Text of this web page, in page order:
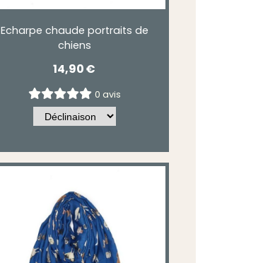
Echarpe chaude portraits de
chiens
14,90€
0 avis